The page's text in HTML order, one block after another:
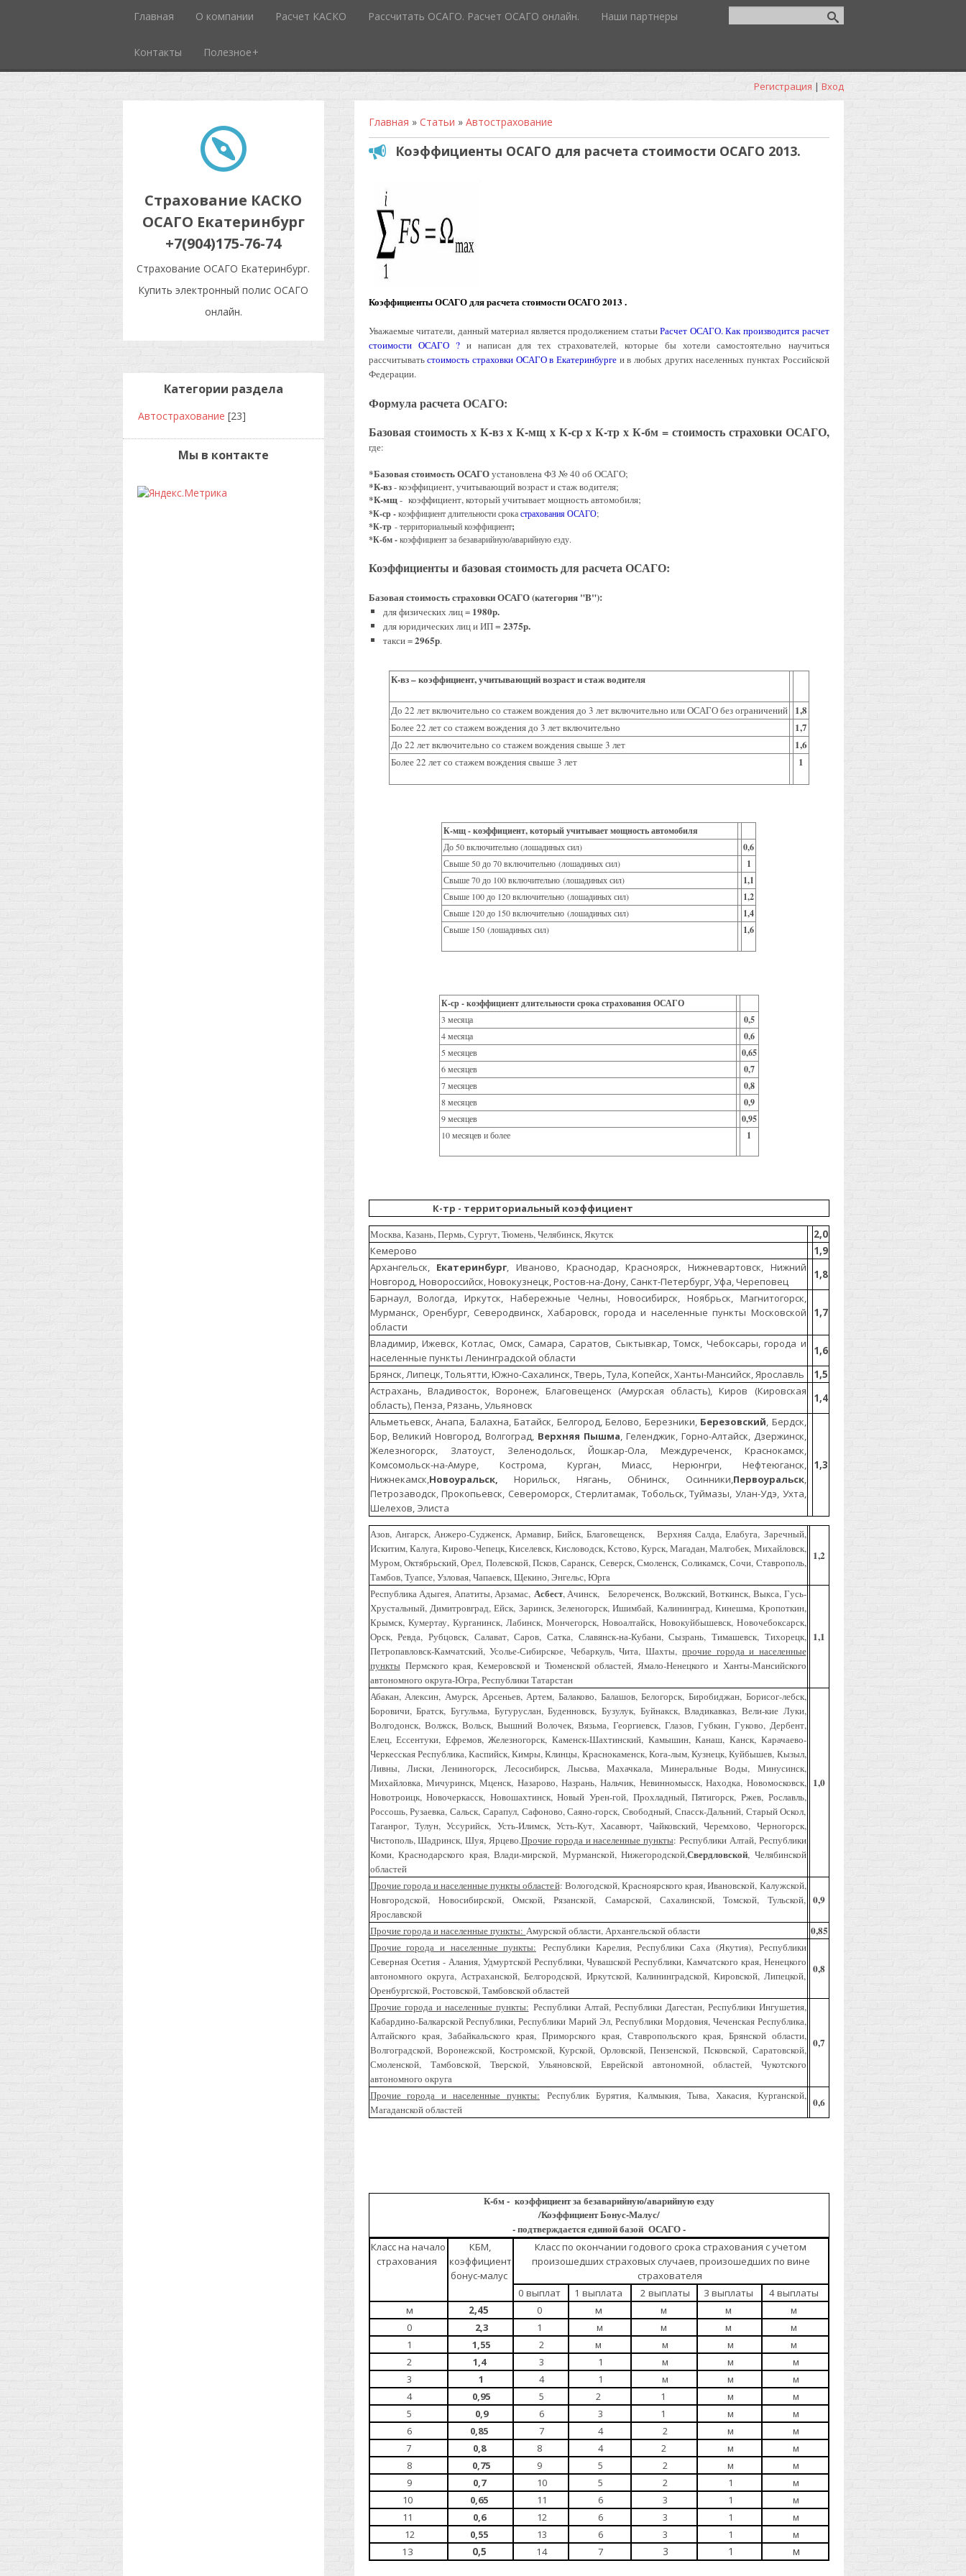
Главная О компании Расчет КАСКО Рассчитать ОСАГО. Расчет ОСАГО онлайн. Наши партнеры
Контакты Полезное
Регистрация | Вход
Страхование КАСКО
ОСАГО Екатеринбург
+7(904)175-76-74
Страхование ОСАГО Екатеринбург.
Купить электронный полис ОСАГО
онлайн.
Главная » Статьи » Автострахование
Коэффициенты ОСАГО для расчета стоимости ОСАГО 2013.
Коэффициенты ОСАГО для расчета стоимости ОСАГО 2013 .
Уважаемые читатели, данный материал является продолжением статьиРасчет ОСАГО. Как производится расчет
стоимости ОСАГО ?и написан для тех страхователей, которые бы хотели самостоятельно научиться
рассчитыватьстоимость страховки ОСАГО в Екатеринбургеи в любых других населенных пунктах Российской
Федерации.
Формула расчета ОСАГО:
Базовая стоимость х К-вз х К-мщ х К-ср х К-тр х К-бм = стоимость страховки ОСАГО,
где:
*Базовая стоимость ОСАГОустановлена ФЗ № 40 об ОСАГО;
*К-вз- коэффициент, учитывающий возраст и стаж водителя;
*К-мщ- коэффициент, который учитывает мощность автомобиля;
*К-ср -коэффициент длительности срокастрахования ОСАГО;
*К-тр- территориальный коэффициент;
*К-бм -коэффициент за безаварийную/аварийную езду.
Коэффициенты и базовая стоимость для расчета ОСАГО:
Базовая стоимость страховки ОСАГО (категория "B"):
для физических лиц = 1980р.
для юридических лиц и ИП = 2375р.
такси =2965р.
К-вз – коэффициент, учитывающий возраст и стаж водителя
До 22 лет включительно со стажем вождения до 3 лет включительно или ОСАГО без ограничений 1,8
Более 22 лет со стажем вождения до 3 лет включительно 1,7
До 22 лет включительно со стажем вождения свыше 3 лет 1,6
Более 22 лет со стажем вождения свыше 3 лет 1
К-мщ - коэффициент, который учитывает мощность автомобиля
До 50 включительно (лошадиных сил) 0,6
Свыше 50 до 70 включительно (лошадиных сил) 1
Свыше 70 до 100 включительно (лошадиных сил) 1,1
Свыше 100 до 120 включительно (лошадиных сил) 1,2
Свыше 120 до 150 включительно (лошадиных сил) 1,4
Свыше 150 (лошадиных сил) 1,6
К-ср - коэффициент длительности срока страхования ОСАГО
3 месяца 0,5
4 месяца 0,6
5 месяцев 0,65
6 месяцев 0,7
7 месяцев 0,8
8 месяцев 0,9
9 месяцев 0,95
10 месяцев и более 1
К-тр - территориальный коэффициент
Москва, Казань, Пермь, Сургут, Тюмень, Челябинск, Якутск
2,0
Кемерово
1,9
Архангельск, Екатеринбург, Иваново, Краснодар, Красноярск, Нижневартовск, Нижний
Новгород, Новороссийск, Новокузнецк, Ростов-на-Дону, Санкт-Петербург, Уфа, Череповец
1,8
Барнаул, Вологда, Иркутск, Набережные Челны, Новосибирск, Ноябрьск, Магнитогорск,
Мурманск, Оренбург, Северодвинск, Хабаровск, города и населенные пункты Московской
области
1,7
Владимир, Ижевск, Котлас, Омск, Самара, Саратов, Сыктывкар, Томск, Чебоксары, города и
населенные пункты Ленинградской области
1,6
Брянск, Липецк, Тольятти, Южно-Сахалинск, Тверь, Тула, Копейск, Ханты-Мансийск, Ярославль
1,5
Астрахань, Владивосток, Воронеж, Благовещенск (Амурская область), Киров (Кировская
область), Пенза, Рязань, Ульяновск
1,4
Альметьевск, Анапа, Балахна, Батайск, Белгород, Белово, Березники, Березовский, Бердск,
Бор, Великий Новгород, Волгоград, Верхняя Пышма, Геленджик, Горно-Алтайск, Дзержинск,
Железногорск, Златоуст, Зеленодольск, Йошкар-Ола, Междуреченск, Краснокамск,
Комсомольск-на-Амуре, Кострома, Курган, Миасс, Нерюнгри, Нефтеюганск,
Нижнекамск,Новоуральск, Норильск, Нягань, Обнинск, Осинники,Первоуральск,
Петрозаводск, Прокопьевск, Североморск, Стерлитамак, Тобольск, Туймазы, Улан-Удэ, Ухта,
Шелехов, Элиста
1,3
Азов, Ангарск, Анжеро-Судженск, Армавир, Бийск, Благовещенск, Верхняя Салда, Елабуга, Заречный,
Искитим, Калуга, Кирово-Чепецк, Киселевск, Кисловодск, Кстово, Курск, Магадан, Малгобек, Михайловск,
Муром, Октябрьский, Орел, Полевской, Псков, Саранск, Северск, Смоленск, Соликамск, Сочи, Ставрополь,
Тамбов, Туапсе, Узловая, Чапаевск, Щекино, Энгельс, Юрга
1,2
Республика Адыгея, Апатиты, Арзамас, Асбест, Ачинск, Белореченск, Волжский, Воткинск, Выкса, Гусь-
Хрустальный, Димитровград, Ейск, Заринск, Зеленогорск, Ишимбай, Калининград, Кинешма, Кропоткин,
Крымск, Кумертау, Курганинск, Лабинск, Мончегорск, Новоалтайск, Новокуйбышевск, Новочебоксарск,
Орск, Ревда, Рубцовск, Салават, Саров, Сатка, Славянск-на-Кубани, Сызрань, Тимашевск, Тихорецк,
Петропавловск-Камчатский, Усолье-Сибирское, Чебаркуль, Чита, Шахты, прочие города и населенные
пунктыПермского края, Кемеровской и Тюменской областей, Ямало-Ненецкого и Ханты-Мансийского
автономного округа-Югра, Республики Татарстан
1,1
Абакан, Алексин, Амурск, Арсеньев, Артем, Балаково, Балашов, Белогорск, Биробиджан, Борисог-лебск,
Боровичи, Братск, Бугульма, Бугуруслан, Буденновск, Бузулук, Буйнакск, Владикавказ, Вели-кие Луки,
Волгодонск, Волжск, Вольск, Вышний Волочек, Вязьма, Георгиевск, Глазов, Губкин, Гуково, Дербент,
Елец, Ессентуки, Ефремов, Железногорск, Каменск-Шахтинский, Камышин, Канаш, Канск, Карачаево-
Черкесская Республика, Каспийск, Кимры, Клинцы, Краснокаменск, Кога-лым, Кузнецк, Куйбышев, Кызыл,
Ливны, Лиски, Лениногорск, Лесосибирск, Лысьва, Махачкала, Минеральные Воды, Минусинск,
Михайловка, Мичуринск, Мценск, Назарово, Назрань, Нальчик, Невинномысск, Находка, Новомосковск,
Новотроицк, Новочеркасск, Новошахтинск, Новый Урен-гой, Прохладный, Пятигорск, Ржев, Рославль,
Россошь, Рузаевка, Сальск, Сарапул, Сафоново, Саяно-горск, Свободный, Спасск-Дальний, Старый Оскол,
Таганрог, Тулун, Уссурийск, Усть-Илимск, Усть-Кут, Хасавюрт, Чайковский, Черемхово, Черногорск,
Чистополь, Шадринск, Шуя, Ярцево.Прочие города и населенные пункты: Республики Алтай, Республики
Коми, Краснодарского края, Влади-мирской, Мурманской, Нижегородской,Свердловской, Челябинской
областей
1,0
Прочие города и населенные пункты областей: Вологодской, Красноярского края, Ивановской, Калужской,
Новгородской, Новосибирской, Омской, Рязанской, Самарской, Сахалинской, Томской, Тульской,
Ярославской
0,9
Прочие города и населенные пункты: Амурской области, Архангельской области 0,85
Прочие города и населенные пункты: Республики Карелия, Республики Саха (Якутия), Республики
Северная Осетия - Алания, Удмуртской Республики, Чувашской Республики, Камчатского края, Ненецкого
автономного округа, Астраханской, Белгородской, Иркутской, Калининградской, Кировской, Липецкой,
Оренбургской, Ростовской, Тамбовской областей
0,8
Прочие города и населенные пункты: Республики Алтай, Республики Дагестан, Республики Ингушетия,
Кабардино-Балкарской Республики, Республики Марий Эл, Республики Мордовия, Чеченская Республика,
Алтайского края, Забайкальского края, Приморского края, Ставропольского края, Брянской области,
Волгоградской, Воронежской, Костромской, Курской, Орловской, Пензенской, Псковской, Саратовской,
Смоленской, Тамбовской, Тверской, Ульяновской, Еврейской автономной, областей, Чукотского
автономного округа
0,7
Прочие города и населенные пункты: Республик Бурятия, Калмыкия, Тыва, Хакасия, Курганской,
Магаданской областей
0,6
К-бм - коэффициент за безаварийную/аварийную езду
/Коэффициент Бонус-Малус/
- подтверждается единой базой ОСАГО -
Класс на начало
страхования
КБМ,
коэффициент
бонус-малус
Класс по окончании годового срока страхования с учетом
произошедших страховых случаев, произошедших по вине
страхователя
0 выплат
1 выплата 2 выплаты 3 выплаты
4 выплаты
м
2,45 0 м м м
м
0
2,3 1 м м м
м
1
1,55 2 м м м
м
2
1,4 3 1 м м
м
3
1 4 1 м м
м
4
0,95 5 2 1 м
м
5
0,9 6 3 1 м
м
6
0,85 7 4 2 м
м
7
0,8 8 4 2 м
м
8
0,75 9 5 2 м
м
9
0,7 10 5 2 1
м
10
0,65 11 6 3 1
м
11
0,6 12 6 3 1
м
12
0,55 13 6 3 1
м
1 3 0,5 14 7 3 1 м
Категории раздела
Автострахование [23]
Мы в контакте